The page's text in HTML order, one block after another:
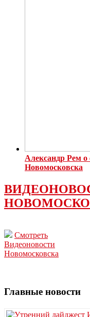
Александр Рем о
Новомосковска
Смотреть
Видеоновости
Новомосковска
Главные новости